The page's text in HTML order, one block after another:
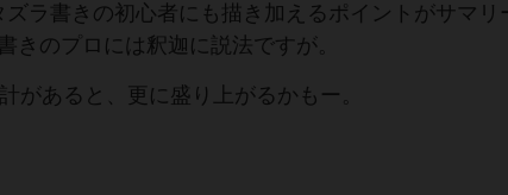
ラ書きの初心者にも描き加えるポイントがサマリ
きのプロには釈迦に説法ですが。
があると、更に盛り上がるかもー。